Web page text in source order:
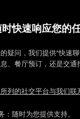
快速响应您的
疑问，我们提供“快速
、餐厅预订，还是交
列的社交平台与我们联
：随时为您提供支持。